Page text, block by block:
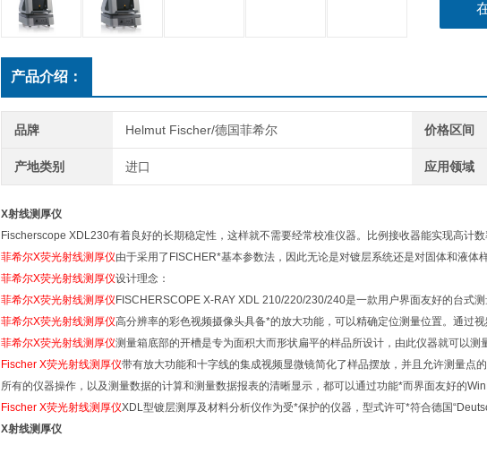
产品介绍：
品牌 Helmut Fischer/德国菲希尔 价格区间
产地类别 进口 应用领域
X射线测厚仪
Fischerscope XDL230有着良好的长期稳定性，这样就不需要经常校准仪器。比例接收器能实现高计数
菲希尔X荧光射线测厚仪由于采用了FISCHER*基本参数法，因此无论是对镀层系统还是对固体和液体
菲希尔X荧光射线测厚仪设计理念：
菲希尔X荧光射线测厚仪 FISCHERSCOPE X-RAY XDL 210/220/230/240是一款用户界面友好的台式
菲希尔X荧光射线测厚仪高分辨率的彩色视频摄像头具备*的放大功能，可以精确定位测量位置。通过
菲希尔X荧光射线测厚仪测量箱底部的开槽是专为面积大而形状扁平的样品所设计，由此仪器就可以测
Fischer X荧光射线测厚仪带有放大功能和十字线的集成视频显微镜简化了样品摆放，并且允许测量点的
所有的仪器操作，以及测量数据的计算和测量数据报表的清晰显示，都可以通过功能*而界面友好的
Fischer X荧光射线测厚仪XDL型镀层测厚及材料分析仪作为受*保护的仪器，型式许可*符合德国
X射线测厚仪